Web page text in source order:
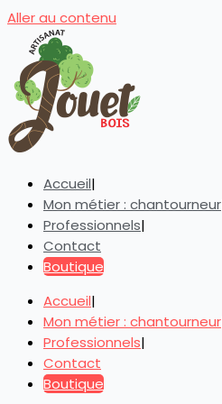
Aller au contenu
Accueil
Mon métier : chantourneur
Professionnels
Contact
Boutique
Accueil
Mon métier : chantourneur
Professionnels
Contact
Boutique